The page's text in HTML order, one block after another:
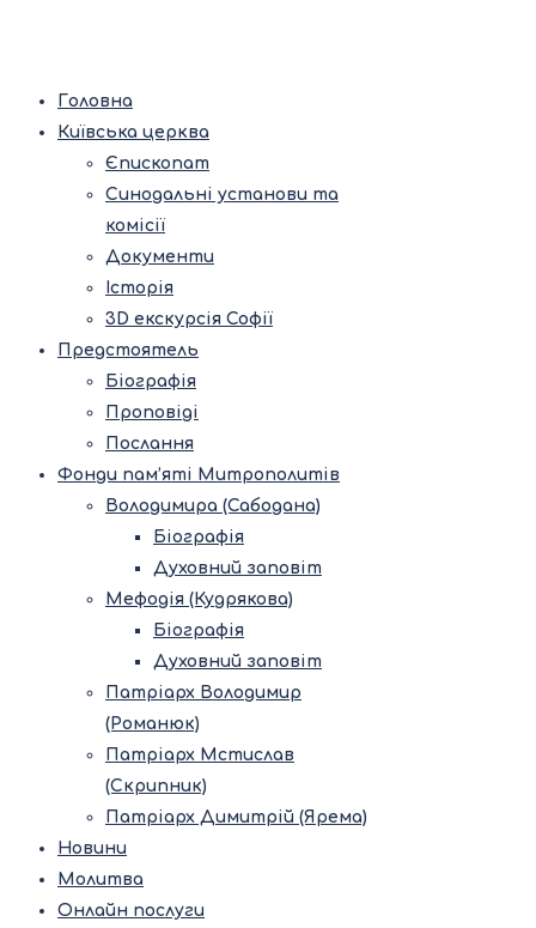
Головна
Київська церква
Єпископат
Синодальні установи та
комісії
Документи
Історія
3D екскурсія Софії
Предстоятель
Біографія
Проповіді
Послання
Фонди пам’яті Митрополитів
Володимира (Сабодана)
Біографія
Духовний заповіт
Мефодія (Кудрякова)
Біографія
Духовний заповіт
Патріарх Володимир
(Романюк)
Патріарх Мстислав
(Скрипник)
Патріарх Димитрій (Ярема)
Новини
Молитва
Онлайн послуги